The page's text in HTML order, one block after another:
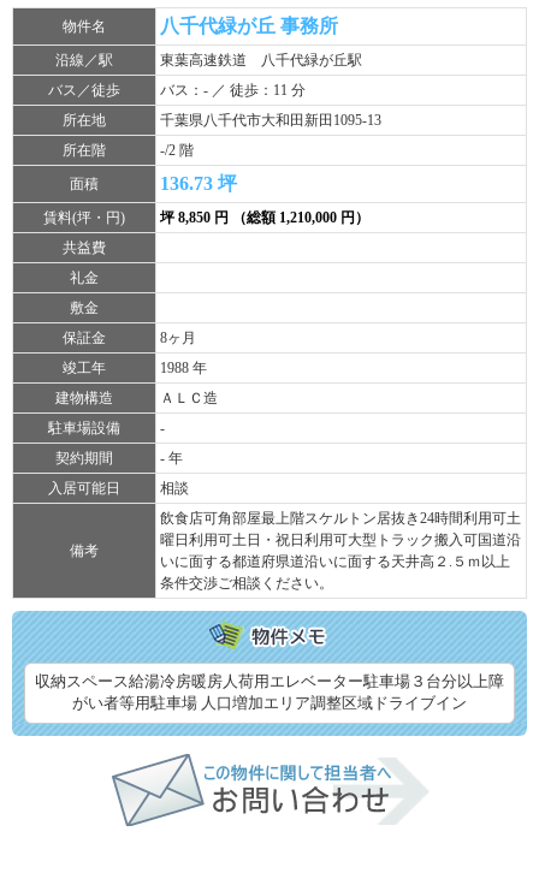
物件名 八千代緑が丘 事務所
沿線／駅
東葉高速鉄道 八千代緑が丘駅
バス／徒歩
バス：- ／ 徒歩：11 分
所在地
千葉県八千代市大和田新田1095-13
所在階
-/2 階
面積
136.73 坪
賃料(坪・円)
坪 8,850 円 （総額 1,210,000 円）
共益費
礼金
敷金
保証金
8ヶ月
竣工年
1988 年
建物構造
ＡＬＣ造
駐車場設備
-
契約期間
- 年
入居可能日
相談
備考
飲食店可角部屋最上階スケルトン居抜き24時間利用可土
曜日利用可土日・祝日利用可大型トラック搬入可国道沿
いに面する都道府県道沿いに面する天井高２.５ｍ以上
条件交渉ご相談ください。
収納スペース給湯冷房暖房人荷用エレベーター駐車場３台分以上障
がい者等用駐車場 人口増加エリア調整区域ドライブイン